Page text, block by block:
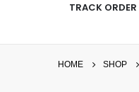
TRACK ORDER
HOME SHOP